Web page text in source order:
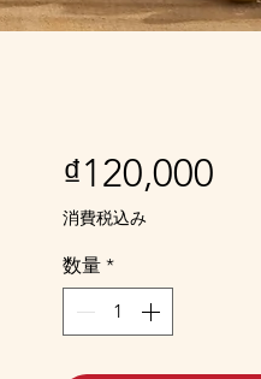
₫120,000価
消費税込み
数量 *